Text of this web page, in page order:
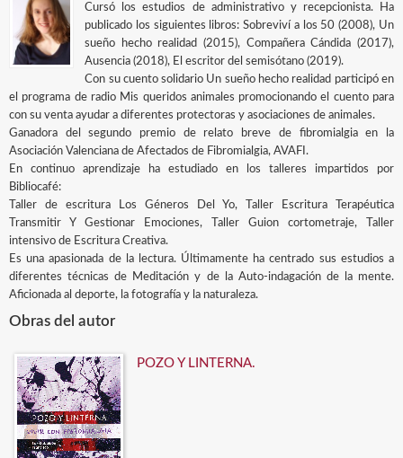
Cursó los estudios de administrativo y recepcionista. Ha
publicado los siguientes libros: Sobreviví a los 50 (2008), Un
sueño hecho realidad (2015), Compañera Cándida (2017),
Ausencia (2018), El escritor del semisótano (2019).
Con su cuento solidario Un sueño hecho realidad participó en
el programa de radio Mis queridos animales promocionando el cuento para
con su venta ayudar a diferentes protectoras y asociaciones de animales.
Ganadora del segundo premio de relato breve de fibromialgia en la
Asociación Valenciana de Afectados de Fibromialgia, AVAFI.
En continuo aprendizaje ha estudiado en los talleres impartidos por
Bibliocafé:
Taller de escritura Los Géneros Del Yo, Taller Escritura Terapéutica
Transmitir Y Gestionar Emociones, Taller Guion cortometraje, Taller
intensivo de Escritura Creativa.
Es una apasionada de la lectura. Últimamente ha centrado sus estudios a
diferentes técnicas de Meditación y de la Auto-indagación de la mente.
Aficionada al deporte, la fotografía y la naturaleza.
Obras del autor
POZO Y LINTERNA.